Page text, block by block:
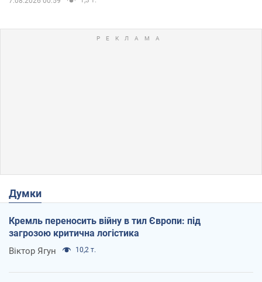
Думки
Кремль переносить війну в тил Європи: під
загрозою критична логістика
Віктор Ягун 10,2 т.